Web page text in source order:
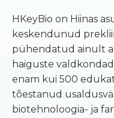
HKeyBio on Hiinas
keskendunud
pühendatud ainult
haiguste
enam kui 500
tõestanud
biotehnoloogia- ja